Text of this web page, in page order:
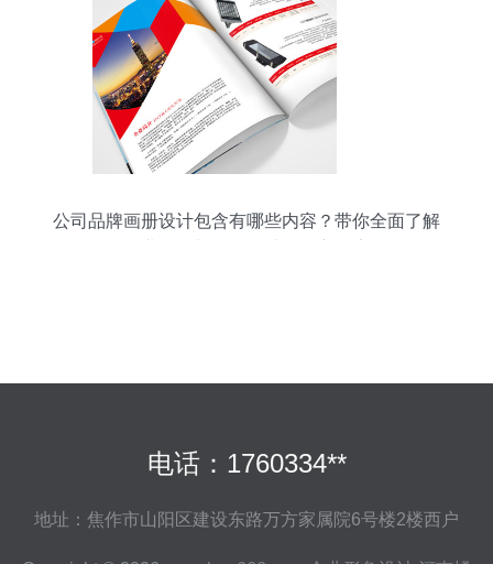
公司品牌画册设计包含有哪些内容？带你全面了解
电话：1760334**
地址：焦作市山阳区建设东路万方家属院6号楼2楼西户